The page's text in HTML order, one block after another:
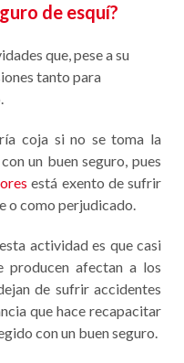
de esquí?
que, pese a su
tanto para
coja si no se toma la
un buen seguro, pues
está exento de sufrir
o como perjudicado.
actividad es que casi
producen afectan a los
de sufrir accidentes
que hace recapacitar
con un buen seguro.